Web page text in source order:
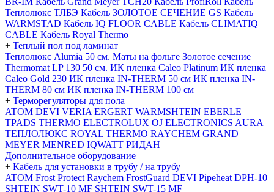
Теплолюкс ТЛБЭ Кабель ЗОЛОТОЕ СЕЧЕНИЕ GS Кабель
WARMSTAD Кабель IQ FLOOR CABLE Кабель CLIMATIQ
CABLE Кабель Royal Thermo
+ Теплый пол под ламинат
Теплолюкс Alumia 50 см. Маты на фольге Золотое сечение
Thermomat LP 130 50 cм. ИК пленка Caleo Platinum ИК пленка
Caleo Gold 230 ИК пленка IN-THERM 50 см ИК пленка IN-
THERM 80 см ИК пленка IN-THERM 100 см
+ Терморегуляторы для пола
ATOM DEVI VERIA ERGERT WARMSHTEIN EBERLE
TPADS THERMO ELECTROLUX OJ ELECTRONICS AURA
ТЕПЛОЛЮКС ROYAL THERMO RAYCHEM GRAND
MEYER MENRED IQWATT РИДАН
Дополнительное оборудование
+ Кабель для установки в трубу / на трубу
ATOM Frost Protect Raychem FrostGuard DEVI Pipeheat DPH-10
SHTEIN SWT-10 MF SHTEIN SWT-15 MF